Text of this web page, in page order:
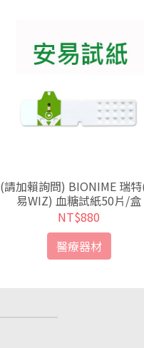
(請加賴詢問) BIONIME 瑞
易WIZ) 血糖試紙50片/盒
NT$880
醫療器材